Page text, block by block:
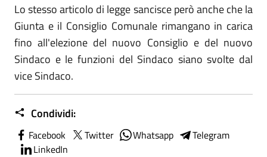
Lo stesso articolo di legge sancisce però anche che la
Giunta e il Consiglio Comunale rimangano in carica
fino all'elezione del nuovo Consiglio e del nuovo
Sindaco e le funzioni del Sindaco siano svolte dal
vice Sindaco.
Condividi:
Facebook Twitter Whatsapp
Telegram
LinkedIn